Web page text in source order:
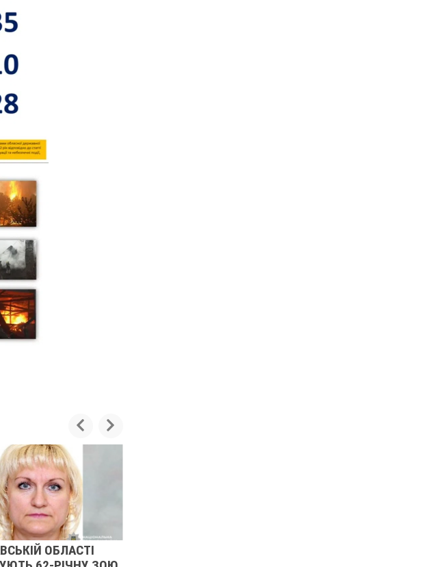
У ПОЛТАВСЬКІЙ ОБЛАСТІ